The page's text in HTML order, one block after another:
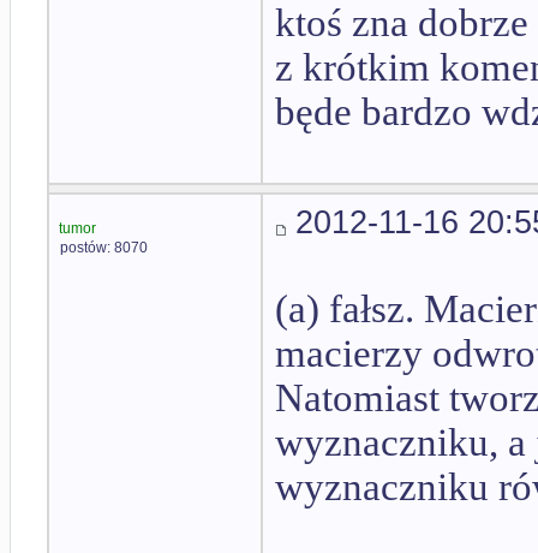
ktoś zna
z krótkim
będe bardzo
tumor
postów: 8070
2012-11-16
(a) fałsz.
macierzy
Natomiast
wyznaczniku, a
wyznaczniku